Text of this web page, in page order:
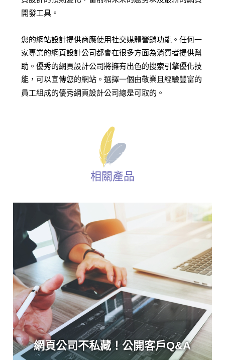
開發工具。
您的網站設計提供商應使用社交媒體營銷功能。任何一
家專業的網頁設計公司都會在很多方面為消費者提供幫
助。優秀的網頁設計公司將擁有出色的搜索引擎優化技
能，可以宣傳您的網站。選擇一個由敬業且經驗豐富的
員工組成的優秀網頁設計公司總是可取的。
相關產品
網頁公司不私藏！公開客戶Q&A